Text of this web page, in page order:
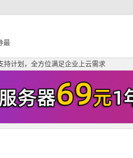
最
持计划，全方位满足企业上云需求